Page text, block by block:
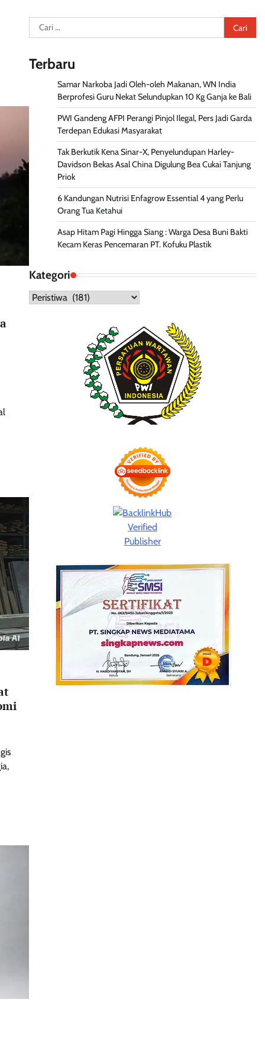
Cari
untuk:
Terbaru
Samar Narkoba Jadi Oleh-oleh Makanan, WN India
Berprofesi Guru Nekat Selundupkan 10 Kg Ganja ke Bali
PWI Gandeng AFPI Perangi Pinjol Ilegal, Pers Jadi Garda
Terdepan Edukasi Masyarakat
Tak Berkutik Kena Sinar-X, Penyelundupan Harley-
Davidson Bekas Asal China Digulung Bea Cukai Tanjung
Priok
6 Kandungan Nutrisi Enfagrow Essential 4 yang Perlu
Orang Tua Ketahui
Asap Hitam Pagi Hingga Siang : Warga Desa Buni Bakti
Kecam Keras Pencemaran PT. Kofuku Plastik
Kategori
Kategori